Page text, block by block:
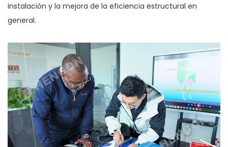
instalación y la mejora de la eficiencia estructural en
general.